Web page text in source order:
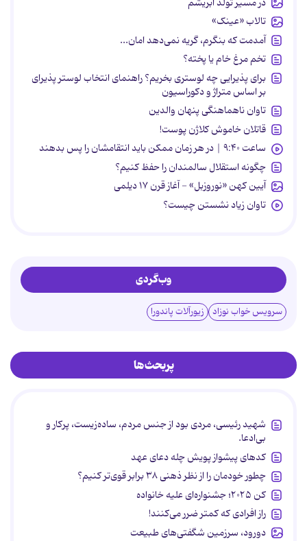
تالاب «عینک»
آمدمت که بنگرم، گریه نمی‌دهد امان...
تخم مرغ خام یا پخته؟
برای پذیرایی چه لوستری بخریم؟ راهنمای انتخاب لوستر پذیرای
بر اساس متراژ و دکوراسیون
تاوان ناهماهنگی پنهان والدین
قاتلان خاموش کلاژن پوست!
ساعت ۹:۴۰ | در هر زمان ممکن باید انتقامشان را پس بدهند
چگونه استقلال سالمندان را حفظ کنیم؟
آیین کهن «نوروزبل» - آغاز قرن ۱۷ دیلمی
تاوان زیاد نشستن چیست؟
وب‌گردی
سرویس خواب نوزاد زیورآلات پاندورا
پربحث‌ها
شهید رئیسی، مردی بود از جنس مردم، ساده‌زیست، پرکار و
بی‌ادعا.
کدهای پیشواز پویش چله دعای عهد
چطور خودمان را از نظر ذهنی ۳۸ برابر قوی‌تر کنیم؟
کن ۲۰۲۵؛ جشنواره‌ای علیه خانواده
راز افرادی که کمتر ضرر می‌کنند!
دورود، سرزمین شگفتی‌های طبیعت